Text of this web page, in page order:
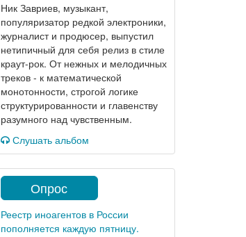
Ник Завриев, музыкант,
популяризатор редкой электроники,
журналист и продюсер, выпустил
нетипичный для себя релиз в стиле
краут-рок. От нежных и мелодичных
треков - к математической
монотонности, строгой логике
структурированности и главенству
разумного над чувственным.
Слушать альбом
Опрос
Реестр иноагентов в России
пополняется каждую пятницу.